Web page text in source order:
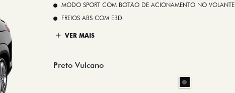
MODO SPORT COM BOTÃO DE ACIONAMENTO NO VOLANTE
FREIOS ABS COM EBD
VER MAIS
Preto Vulcano